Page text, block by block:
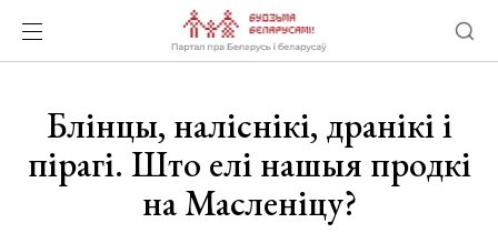
Блінцы, наліснікі, дранікі і
пірагі. Што елі нашыя продкі
на Масленіцу?